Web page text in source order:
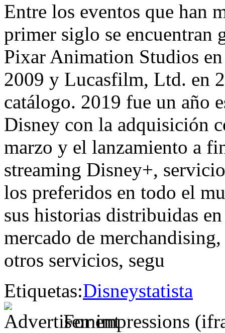
Entre los eventos que han
primer siglo se encuentran
Pixar Animation Studios
2009 y Lucasfilm, Ltd. en
catálogo. 2019 fue un año
Disney con la adquisición
marzo y el lanzamiento a
streaming Disney+,
los preferidos en todo el
sus historias distribuidas
mercado de
otros servicios, segu
Etiquetas:Disneystatista
For impressions